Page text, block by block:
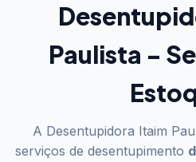
Paulista -
A Desentupidora Itaim
serviços de desentupimento